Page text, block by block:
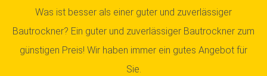
Was ist besser als einer guter und zuverlässiger
Bautrockner? Ein guter und zuverlässiger Bautrockner zum
günstigen Preis! Wir haben immer ein gutes Angebot für
Sie.